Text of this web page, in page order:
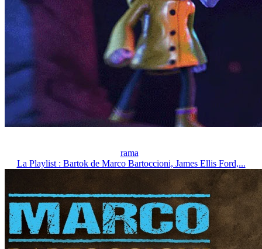
rama
La Playlist : Bartok de Marco Bartoccioni, James Ellis Ford,...